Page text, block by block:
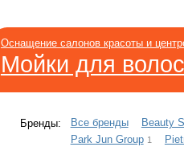
Оснащение салонов красоты и
Мойки для волос
Бренды: Все бренды
Beauty
Park Jun Group 1